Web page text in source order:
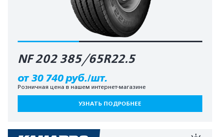
NF 202 385/65R22.5
от 30 740 руб./шт.
Розничная цена в нашем интернет-магазине
УЗНАТЬ ПОДРОБНЕЕ